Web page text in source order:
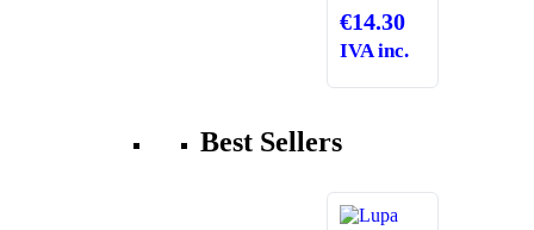
€14.30
IVA inc.
Best Sellers